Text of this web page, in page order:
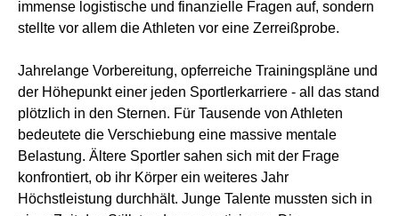
immense logistische und finanzielle Fragen auf, sondern
stellte vor allem die Athleten vor eine Zerreißprobe.
Jahrelange Vorbereitung, opferreiche Trainingspläne und
der Höhepunkt einer jeden Sportlerkarriere - all das stand
plötzlich in den Sternen. Für Tausende von Athleten
bedeutete die Verschiebung eine massive mentale
Belastung. Ältere Sportler sahen sich mit der Frage
konfrontiert, ob ihr Körper ein weiteres Jahr
Höchstleistung durchhält. Junge Talente mussten sich in